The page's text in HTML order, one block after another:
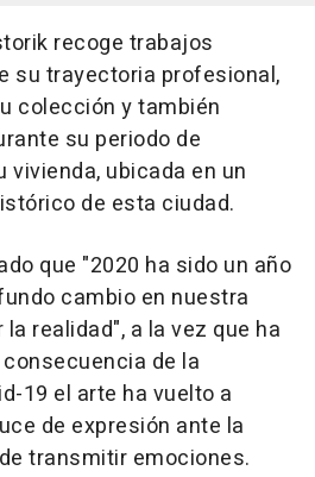
recoge trabajos
su trayectoria profesional,
colección y también
su periodo de
ubicada en un
de esta ciudad.
que "2020 ha sido un año
cambio en nuestra
realidad", a la vez que ha
de la
19 el arte ha vuelto a
de expresión ante la
transmitir emociones.